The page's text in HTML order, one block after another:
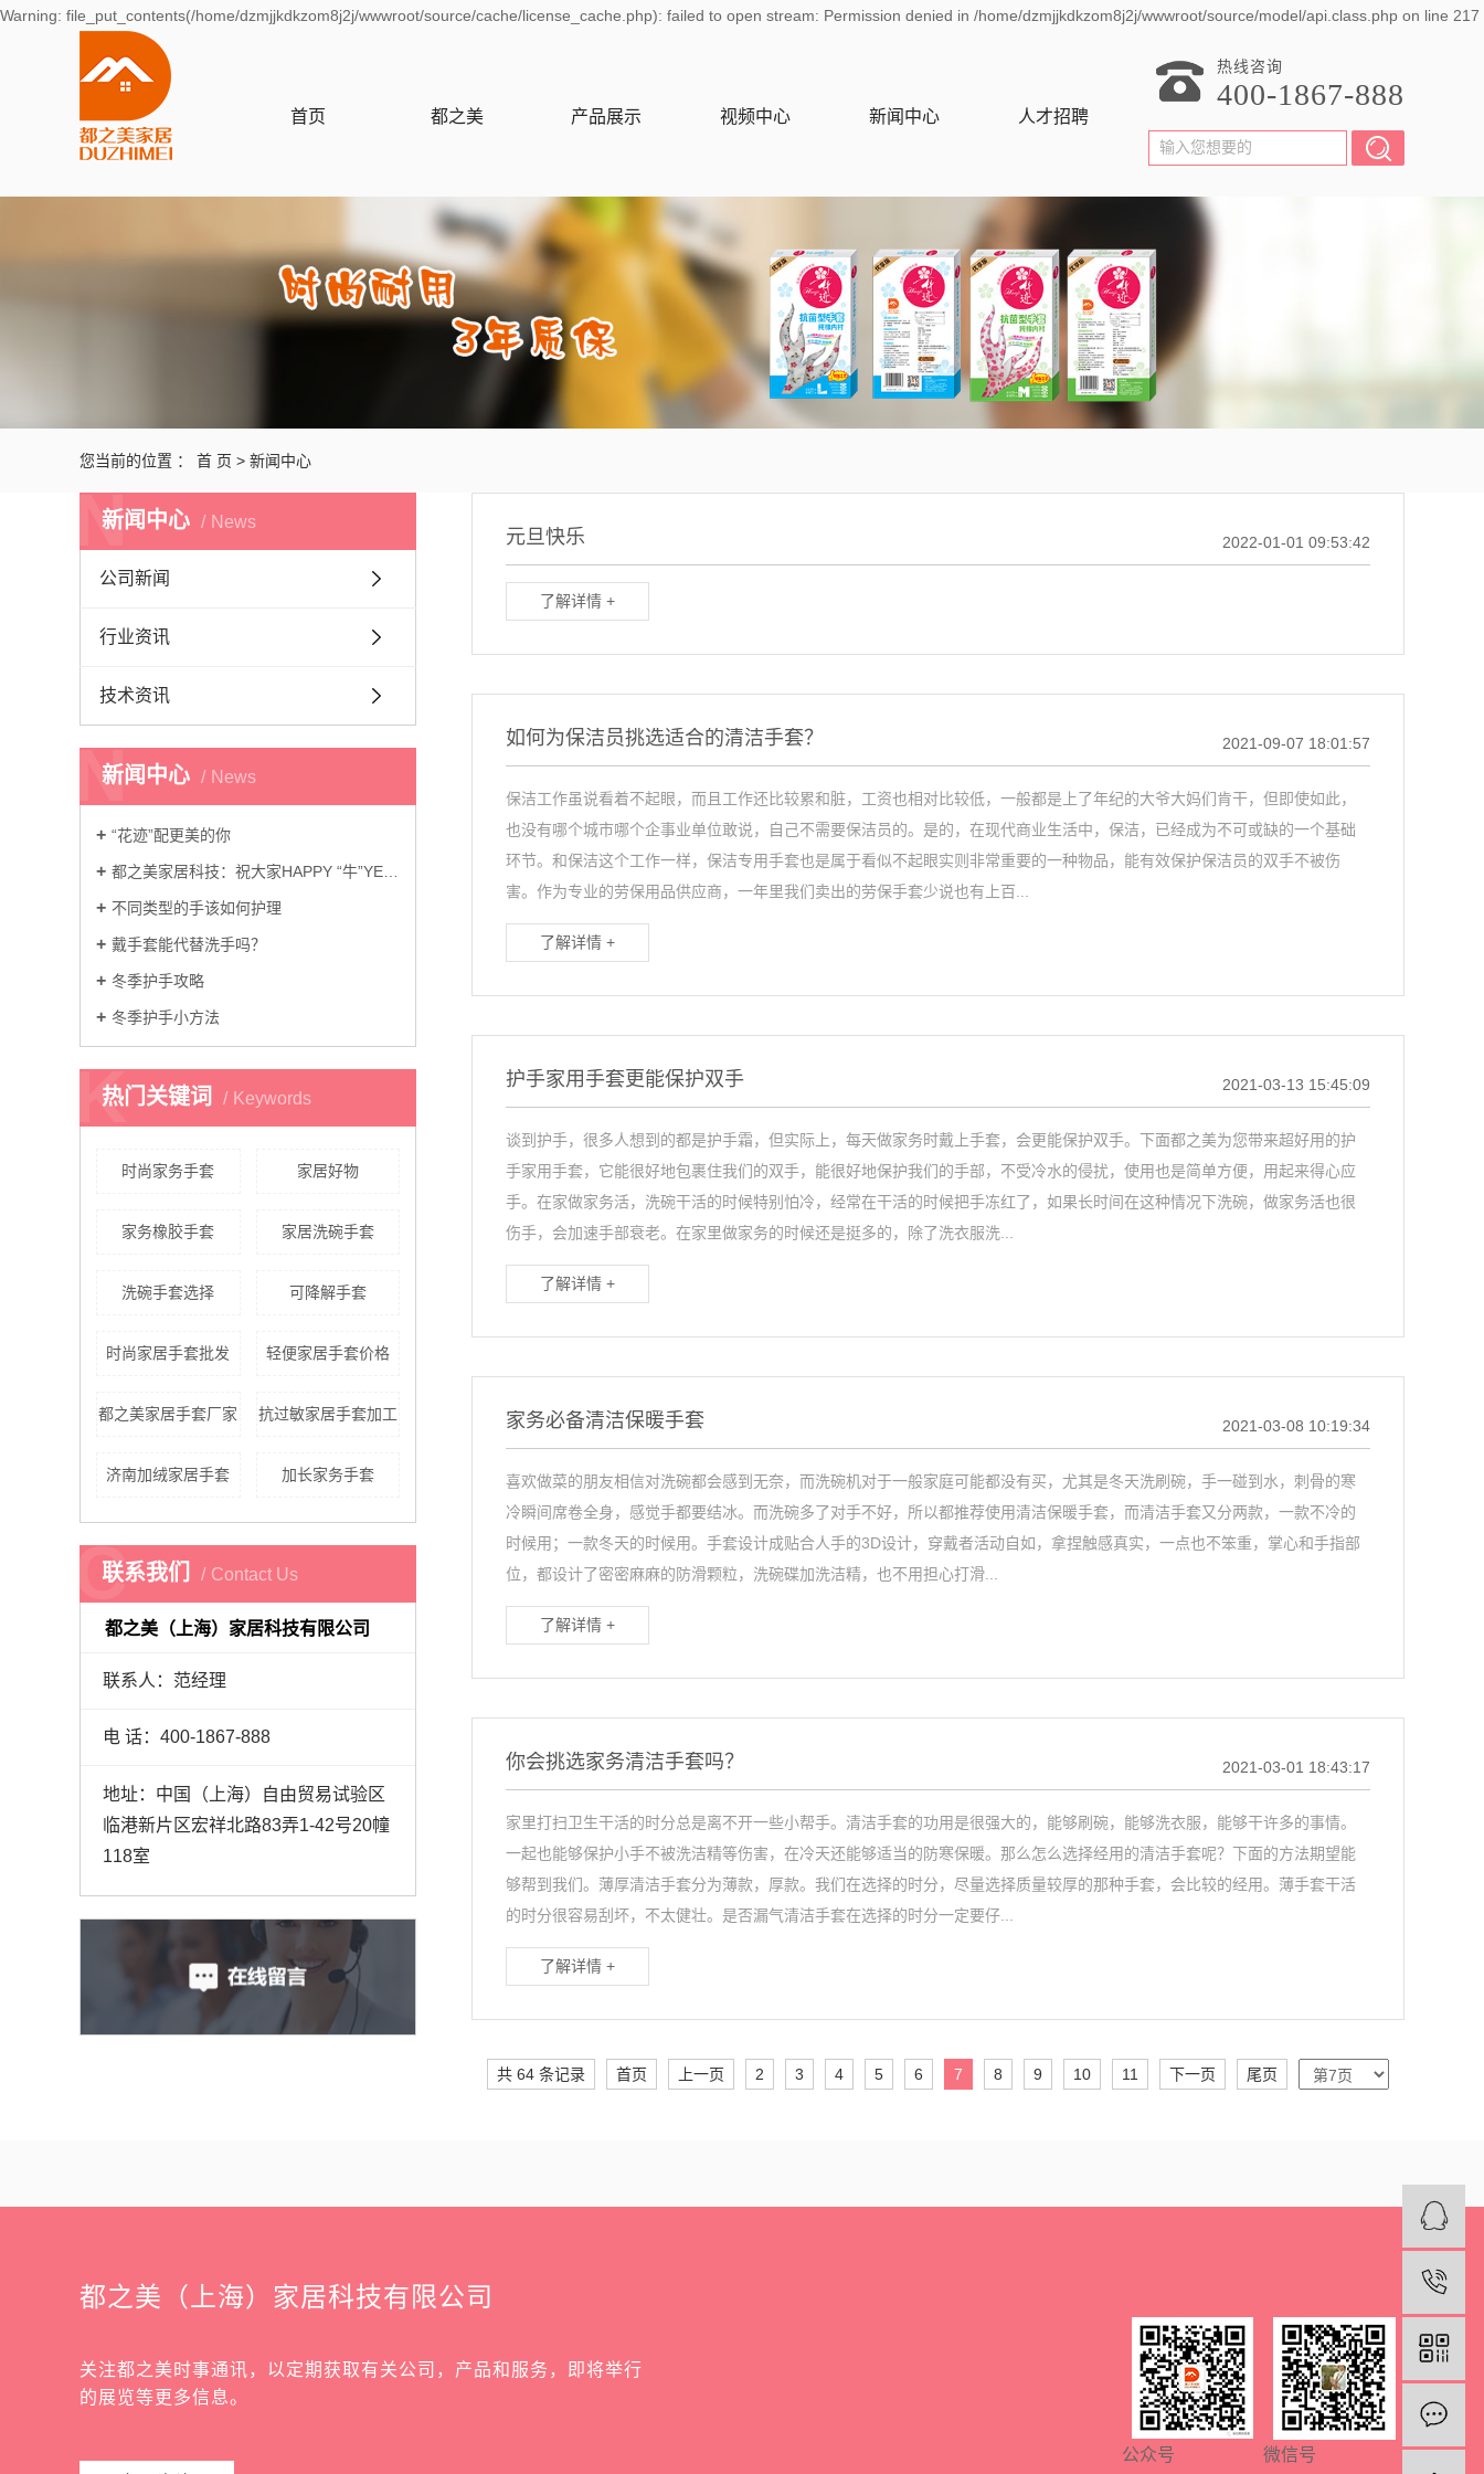
Warning: file_put_contents(/home/dzmjjkdkzom8j2j/wwwroot/source/cache/license_cache.php): failed to open stream: Permission denied in /home/dzmjjkdkzom8j2j/wwwroot/source/model/api.class.php on line 217
首页 都之美
企业文化
品牌介绍
营业执照
产品展示
保暖手套
视频中心 新闻中心
技术资讯
人才招聘
热线咨询
400-1867-888
您当前的位置 ： 首 页 > 新闻中心
新闻中心 News
N
公司新闻
行业资讯
技术资讯
新闻中心 News
N
“花迹”配更美的你
都之美家居科技：祝大家HAPPY “牛”YEAR
不同类型的手该如何护理
戴手套能代替洗手吗？
冬季护手攻略
冬季护手小方法
热门关键词 Keywords
K
时尚家务手套 家居好物
家务橡胶手套 家居洗碗手套
洗碗手套选择 可降解手套
时尚家居手套批发 轻便家居手套价格
都之美家居手套厂家 抗过敏家居手套加工
济南加绒家居手套 加长家务手套
联系我们 Contact Us
C
都之美（上海）家居科技有限公司
联系人：范经理
电 话：400-1867-888
地址： 中国（上海）自由贸易试验区
临港新片区宏祥北路83弄1-42号20幢
118室
元旦快乐 2022-01-01 09:53:42
了解详情 +
如何为保洁员挑选适合的清洁手套？ 2021-09-07 18:01:57
保洁工作虽说看着不起眼，而且工作还比较累和脏，工资也相对比较低，一般都是上了年纪的大爷大妈们肯干，但即使如此，
也没有哪个城市哪个企事业单位敢说，自己不需要保洁员的。是的，在现代商业生活中，保洁，已经成为不可或缺的一个基础
环节。和保洁这个工作一样，保洁专用手套也是属于看似不起眼实则非常重要的一种物品，能有效保护保洁员的双手不被伤
害。作为专业的劳保用品供应商，一年里我们卖出的劳保手套少说也有上百...
了解详情 +
护手家用手套更能保护双手 2021-03-13 15:45:09
谈到护手，很多人想到的都是护手霜，但实际上，每天做家务时戴上手套，会更能保护双手。下面都之美为您带来超好用的护
手家用手套，它能很好地包裹住我们的双手，能很好地保护我们的手部，不受冷水的侵扰，使用也是简单方便，用起来得心应
手。在家做家务活，洗碗干活的时候特别怕冷，经常在干活的时候把手冻红了，如果长时间在这种情况下洗碗，做家务活也很
伤手，会加速手部衰老。在家里做家务的时候还是挺多的，除了洗衣服洗...
了解详情 +
家务必备清洁保暖手套 2021-03-08 10:19:34
喜欢做菜的朋友相信对洗碗都会感到无奈，而洗碗机对于一般家庭可能都没有买，尤其是冬天洗刷碗，手一碰到水，刺骨的寒
冷瞬间席卷全身，感觉手都要结冰。而洗碗多了对手不好，所以都推荐使用清洁保暖手套，而清洁手套又分两款，一款不冷的
时候用；一款冬天的时候用。手套设计成贴合人手的3D设计，穿戴者活动自如，拿捏触感真实，一点也不笨重，掌心和手指部
位，都设计了密密麻麻的防滑颗粒，洗碗碟加洗洁精，也不用担心打滑...
了解详情 +
你会挑选家务清洁手套吗？ 2021-03-01 18:43:17
家里打扫卫生干活的时分总是离不开一些小帮手。清洁手套的功用是很强大的，能够刷碗，能够洗衣服，能够干许多的事情。
一起也能够保护小手不被洗洁精等伤害，在冷天还能够适当的防寒保暖。那么怎么选择经用的清洁手套呢？下面的方法期望能
够帮到我们。薄厚清洁手套分为薄款，厚款。我们在选择的时分，尽量选择质量较厚的那种手套，会比较的经用。薄手套干活
的时分很容易刮坏，不太健壮。是否漏气清洁手套在选择的时分一定要仔...
了解详情 +
共 64 条记录 首页 上一页 2 3 4 5 6 7 8 9 10 11 下一页 尾页
都之美（上海）家居科技有限公司
关注都之美时事通讯，以定期获取有关公司，产品和服务，即将举行
的展览等更多信息。
公众号 微信号